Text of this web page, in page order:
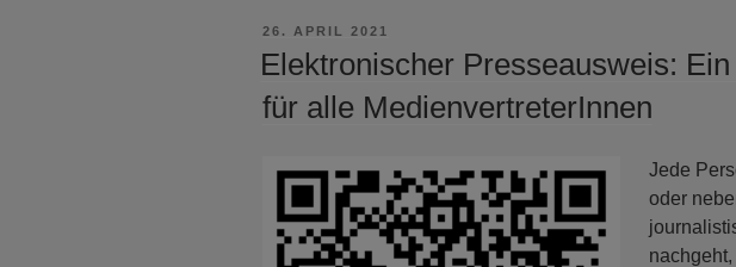
VERÖFFENTLICHT
26. APRIL 2021
Elektronischer Presseausweis:
für alle MedienvertreterInnen
Jede
oder